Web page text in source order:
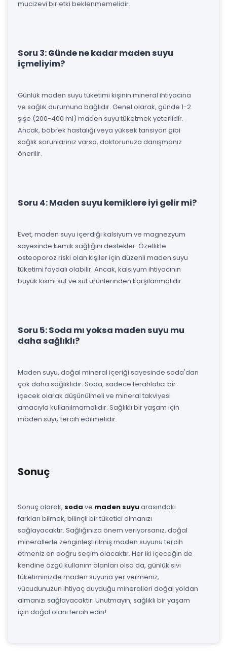
mucizevi bir etki beklenmemelidir.
Soru 3: Günde ne kadar maden suyu
içmeliyim?
Günlük maden suyu tüketimi kişinin mineral ihtiyacına
ve sağlık durumuna bağlıdır. Genel olarak, günde 1-2
şişe (200-400 ml) maden suyu tüketmek yeterlidir.
Ancak, böbrek hastalığı veya yüksek tansiyon gibi
sağlık sorunlarınız varsa, doktorunuza danışmanız
önerilir.
Soru 4: Maden suyu kemiklere iyi gelir mi?
Evet, maden suyu içerdiği kalsiyum ve magnezyum
sayesinde kemik sağlığını destekler. Özellikle
osteoporoz riski olan kişiler için düzenli maden suyu
tüketimi faydalı olabilir. Ancak, kalsiyum ihtiyacının
büyük kısmı süt ve süt ürünlerinden karşılanmalıdır.
Soru 5: Soda mı yoksa maden suyu mu
daha sağlıklı?
Maden suyu, doğal mineral içeriği sayesinde soda'dan
çok daha sağlıklıdır. Soda, sadece ferahlatıcı bir
içecek olarak düşünülmeli ve mineral takviyesi
amacıyla kullanılmamalıdır. Sağlıklı bir yaşam için
maden suyu tercih edilmelidir.
Sonuç
Sonuç olarak, soda ve maden suyuarasındaki
farkları bilmek, bilinçli bir tüketici olmanızı
sağlayacaktır. Sağlığınıza önem veriyorsanız, doğal
minerallerle zenginleştirilmiş maden suyunu tercih
etmeniz en doğru seçim olacaktır. Her iki içeceğin de
kendine özgü kullanım alanları olsa da, günlük sıvı
tüketiminizde maden suyuna yer vermeniz,
vücudunuzun ihtiyaç duyduğu mineralleri doğal yoldan
almanızı sağlayacaktır. Unutmayın, sağlıklı bir yaşam
için doğal olanı tercih edin!